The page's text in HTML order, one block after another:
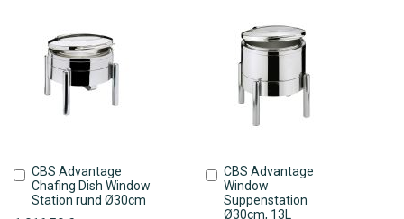
CBS Advantage
Chafing Dish Window
Station rund Ø30cm
In
den
Warenkorb
CBS Advantage
Window
Suppenstation
Ø30cm, 13L
In
den
Warenkorb